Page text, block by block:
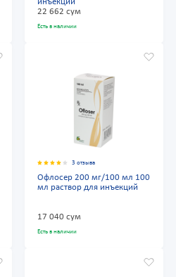
инъекций
22 662 сум
Есть в наличии
3 отзыва
Офлосер 200 мг/100 мл 100
мл раствор для инъекций
17 040 сум
Есть в наличии